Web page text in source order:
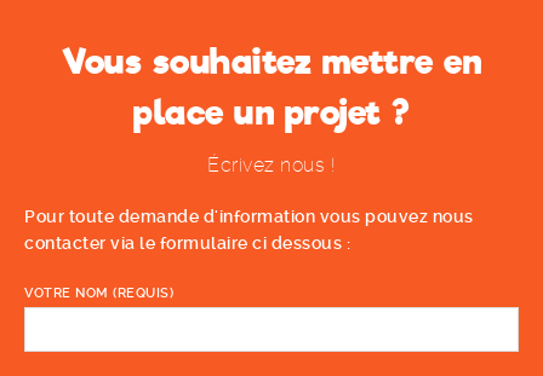
Vous souhaitez mettre en
place un projet ?
Écrivez nous !
Pour toute demande d'information vous pouvez nous
contacter via le formulaire ci dessous :
VOTRE NOM (REQUIS)